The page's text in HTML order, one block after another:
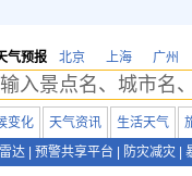
气预报 北京 上海 广州
变化 天气资讯 生活天气
达 预警共享平台 防灾减灾